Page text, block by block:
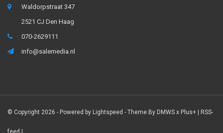
Waldorpstraat 347
2521 CJ Den Haag
070-2629111
info@salemedia.nl
© Copyright 2026 - Powered by Lightspeed - Theme By DMWS x Plus+ | RSS-
feed |